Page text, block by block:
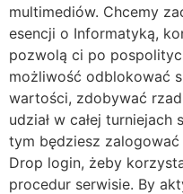
multimediów. Chcemy
esencji o Informatyką,
pozwolą ci po
możliwość odblokować
wartości, zdobywać
udział w całej turniejach
tym będziesz
Drop login, żeby
procedur serwisie. By